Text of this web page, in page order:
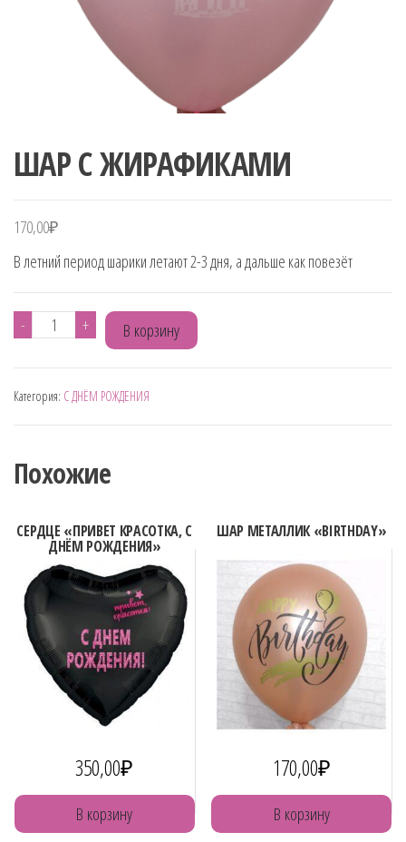
ШАР С ЖИРАФИКАМИ
170,00₽
В летний период шарики летают 2-3 дня, а дальше как повезёт
-
Количество
С
+ В корзину
Категория: С ДНЁМ РОЖДЕНИЯ
Похожие
СЕРДЦЕ «ПРИВЕТ КРАСОТКА, С
ДНЁМ РОЖДЕНИЯ»
350,00₽
В корзину
ШАР МЕТАЛЛИК «BIRTHDAY»
170,00₽
В корзину